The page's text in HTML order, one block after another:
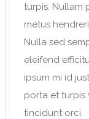
turpis. Nullam
metus
Nulla sed
eleifend
ipsum mi id
porta et turpis
tincidunt orci.